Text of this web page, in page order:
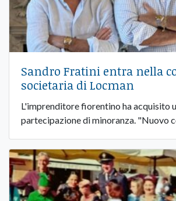
Sandro Fratini entra nella
societaria di Locman
L'imprenditore fiorentino ha acquisito
partecipazione di minoranza. "Nuovo